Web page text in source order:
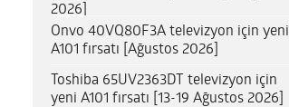
2026]
Onvo 40VQ80F3A televizyon için yeni
A101 fırsatı [Ağustos 2026]
Toshiba 65UV2363DT televizyon için
yeni A101 fırsatı [13-19 Ağustos 2026]